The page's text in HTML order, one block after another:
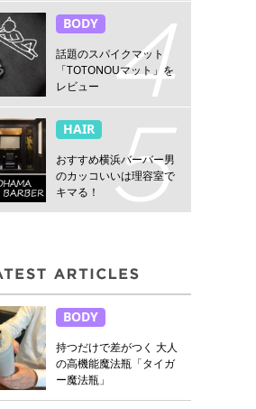
店」
BODY
話題のスパイクマット
「TOTONOUマット」を
レビュー
HAIR
おすすめ横浜バーバー男
のカッコいいは理容室で
キマる！
BODY
持つだけで差がつく 大人
の高機能魔法瓶「タイガ
ー魔法瓶」